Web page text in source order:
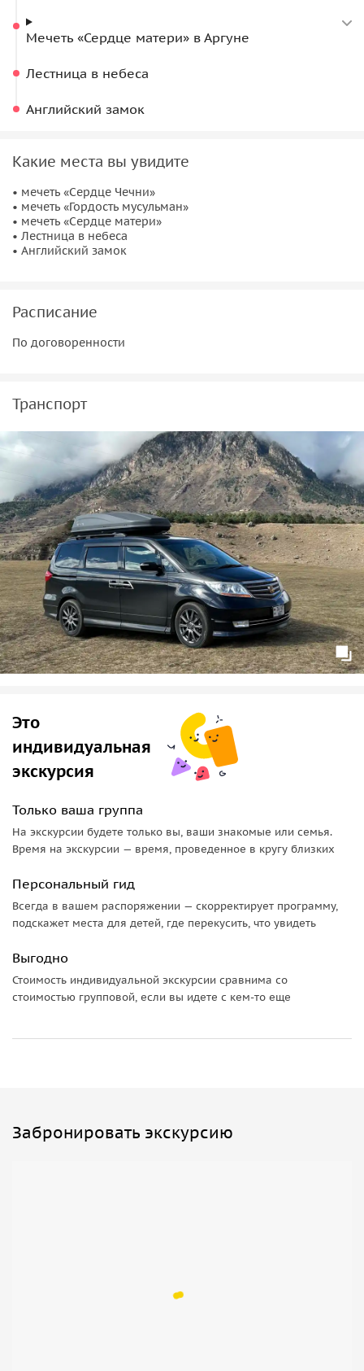
Мечеть «Сердце матери» в Аргуне
Лестница в небеса
Английский замок
Какие места вы увидите
• мечеть «Сердце Чечни»
• мечеть «Гордость мусульман»
• мечеть «Сердце матери»
• Лестница в небеса
• Английский замок
Расписание
По договоренности
Транспорт
Это
индивидуальная
экскурсия
Только ваша группа
На экскурсии будете только вы, ваши знакомые или семья.
Время на экскурсии — время, проведенное в кругу близких
Персональный гид
Всегда в вашем распоряжении — скорректирует программу,
подскажет места для детей, где перекусить, что увидеть
Выгодно
Стоимость индивидуальной экскурсии сравнима со
стоимостью групповой, если вы идете с кем-то еще
Забронировать экскурсию